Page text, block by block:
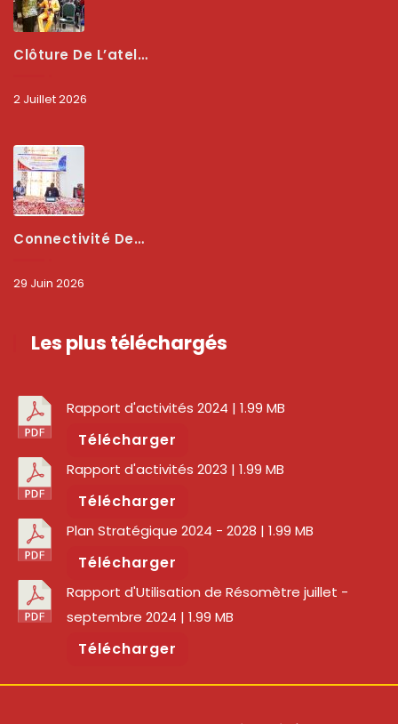
Clôture De L’atelier National : L’ARCEP Et Les Collectivités Territoriales Consolident Leur Partenariat Pour Booster La Qualité Des Services Numériques
2 Juillet 2026
Connectivité Des Territoires : L’ARCEP Et Les Collectivités Territoriales Scellent Un Pacte Stratégique À Bobo-Dioulasso Pour Booster La Qualité Des Réseaux
29 Juin 2026
Les plus téléchargés
Rapport d'activités 2024 | 1.99 MB
Télécharger
Rapport d'activités 2023 | 1.99 MB
Télécharger
Plan Stratégique 2024 - 2028 | 1.99 MB
Télécharger
Rapport d'Utilisation de Résomètre juillet -
septembre 2024 | 1.99 MB
Télécharger